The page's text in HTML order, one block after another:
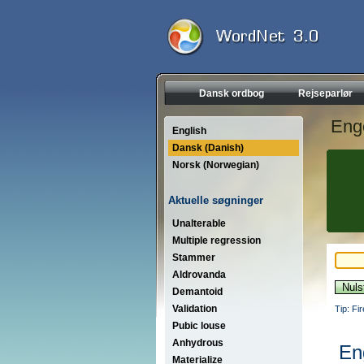
Dansk ordbog Rejseparlør
English
Dansk (Danish)
Norsk (Norwegian)
Aktuelle søgninger
Unalterable
Multiple regression
Stammer
Aldrovanda
Demantoid
Validation
Pubic louse
Anhydrous
Materialize
Tip: